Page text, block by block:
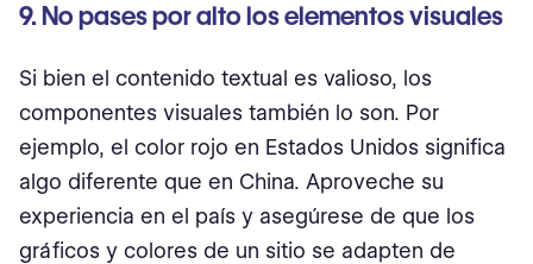
9. No pases por alto los elementos visuales
Si bien el contenido textual es valioso, los
componentes visuales también lo son. Por
ejemplo, el color rojo en Estados Unidos significa
algo diferente que en China. Aproveche su
experiencia en el país y asegúrese de que los
gráficos y colores de un sitio se adapten de